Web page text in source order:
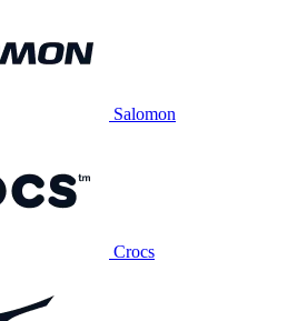
Salomon
Crocs